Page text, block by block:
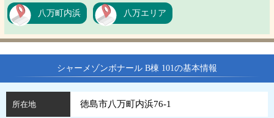
八万町内浜 八万エリア
シャーメゾンボナール B棟 101の基本情報
所在地 徳島市八万町内浜76-1